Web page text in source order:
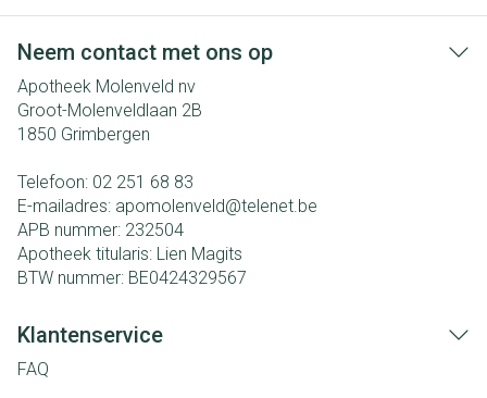
Neem contact met ons op
Apotheek Molenveld nv
Groot-Molenveldlaan 2B
1850 Grimbergen
Telefoon: 02 251 68 83
E-mailadres: apomolenveld@telenet.be
APB nummer: 232504
Apotheek titularis: Lien Magits
BTW nummer: BE0424329567
Klantenservice
FAQ